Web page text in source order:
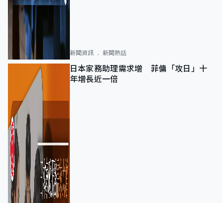
新聞資訊 新聞熱話
日本家務助理需求增 菲傭「攻日」十
年增長近一倍